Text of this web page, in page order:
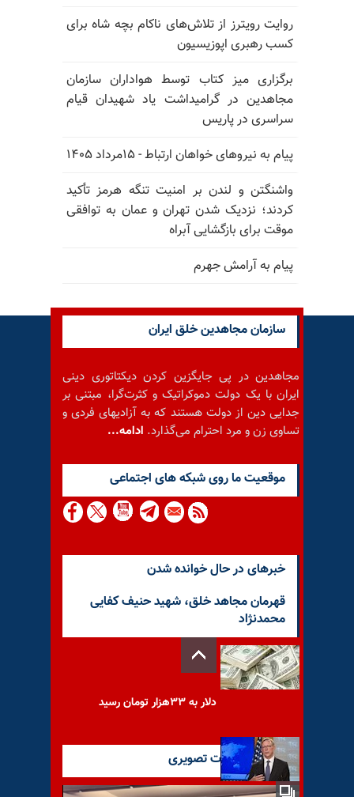
روایت رویترز از تلاش‌های ناکام بچه شاه برای
کسب رهبری اپوزیسیون
برگزاری میز کتاب توسط هواداران سازمان
مجاهدین در گرامیداشت یاد شهیدان قیام
سراسری در پاریس
پیام به نیروهای خواهان ارتباط - ۱۵مرداد ۱۴۰۵
واشنگتن و لندن بر امنیت تنگه هرمز تأکید
کردند؛ نزدیک شدن تهران و عمان به توافقی
موقت برای بازگشایی آبراه
پیام به آرامش جهرم
سازمان مجاهدین خلق ایران
مجاهدین در پی جایگزین کردن دیکتاتوری دینی
ایران با یک دولت دموکراتیک و کثرت‌گرا، مبتنی بر
جدایی دین از دولت هستند که به آزادیهای فردی و
تساوی زن و مرد احترام می‌گذارد. ادامه...
موقعيت ما روى شبكه هاى اجتماعى
خبرهای در حال خوانده شدن
قهرمان مجاهد خلق، شهید حنیف کفایی
محمدنژاد
دلار به ۳۳هزار تومان رسید
آخرین گزارشات تصویری